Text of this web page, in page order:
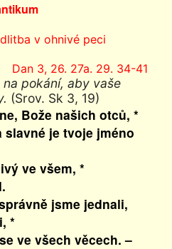
v ohnivé peci
Dan 3, 26. 27a. 29. 34-41
pokání, aby vaše
(Srov. Sk 3, 19)
Bože našich otců, *
je tvoje jméno
ve všem, *
jsme jednali,
*
ve všech věcech. –